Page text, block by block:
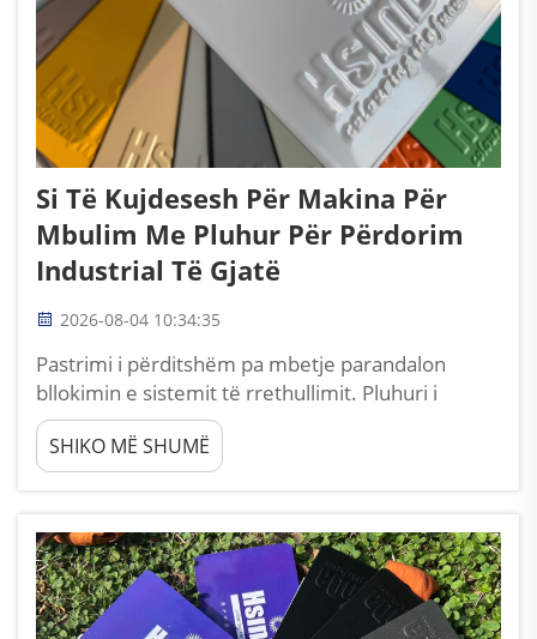
Si Të Kujdesesh Për Makina Për
Mbulim Me Pluhur Për Përdorim
Industrial Të Gjatë
2026-08-04 10:34:35
Pastrimi i përditshëm pa mbetje parandalon
bllokimin e sistemit të rrethullimit. Pluhuri i
papastruar brenda njësive të ushqyerjes dhe të
ripunimit është shkaku kryesor i ndërprerjeve të
paplanifikuara të punës së makinave për mbulim
që është regjistruar në nivel kombëtar...
SHIKO MË SHUMË